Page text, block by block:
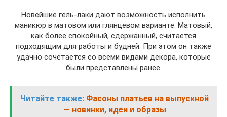
Новейшие гель-лаки дают возможность исполнить
маникюр в матовом или глянцевом варианте. Матовый,
как более спокойный, сдержанный, считается
подходящим для работы и будней. При этом он также
удачно сочетается со всеми видами декора, которые
были представлены ранее.
Читайте также: Фасоны платьев на выпускной
— новинки, идеи и образы